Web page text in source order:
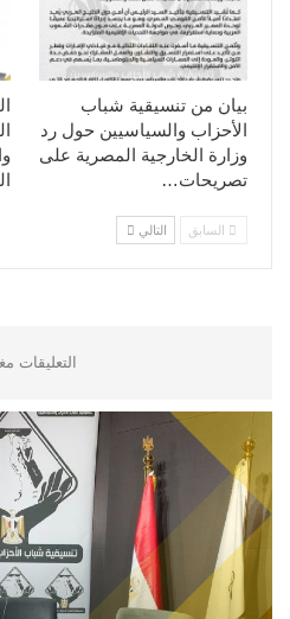
بيان من تنسيقية شباب
الأحزاب والسياسيين حول رد
وزارة الخارجية المصرية على
تصريحات…
السابق التالي
التعليقات